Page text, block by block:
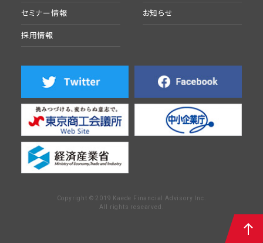
セミナー情報 お知らせ
採用情報
Copyright © 2019 Kaede Financial Advisory Inc.
All rights researved.